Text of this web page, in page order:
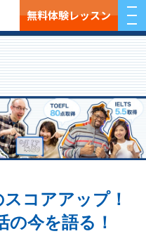
無料体験レッスン
コアアップ！
の今を語る！